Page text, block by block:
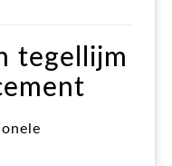
tegellijm